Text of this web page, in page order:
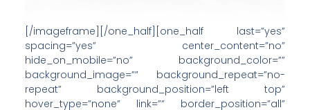
[/imageframe][/one_half][one_half last=”yes”
spacing=”yes” center_content=”no”
hide_on_mobile=”no” background_color=””
background_image=”” background_repeat=”no-
repeat” background_position=”left top”
hover_type=”none” link=”” border_position=”all”